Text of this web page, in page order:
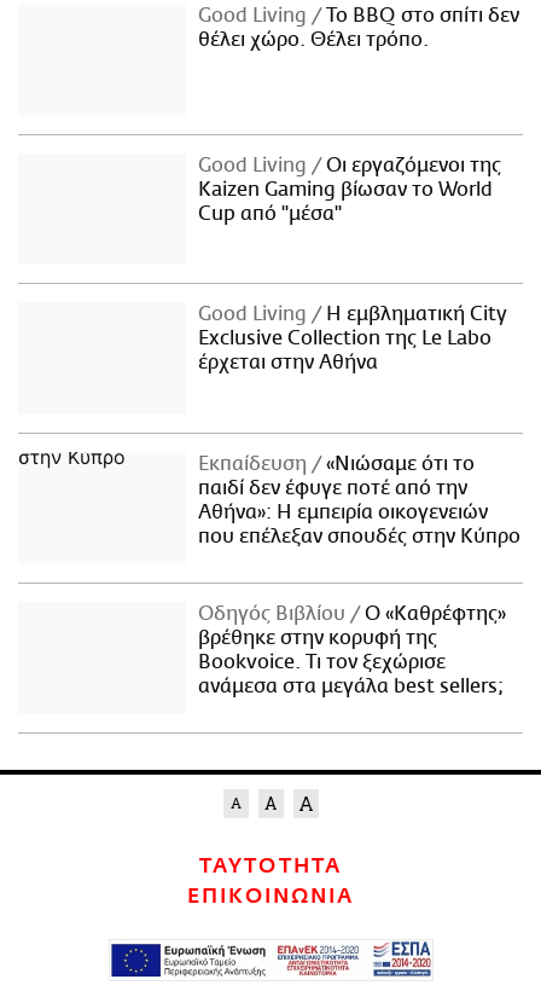
Good Living
Το BBQ στο σπίτι δεν
θέλει χώρο. Θέλει τρόπο.
Good Living
Οι εργαζόμενοι της
Kaizen Gaming βίωσαν το World
Cup από "μέσα"
Good Living
Η εμβληματική City
Exclusive Collection της Le Labo
έρχεται στην Αθήνα
Εκπαίδευση
«Νιώσαμε ότι το
παιδί δεν έφυγε ποτέ από την
Αθήνα»: Η εμπειρία οικογενειών
που επέλεξαν σπουδές στην Κύπρο
Οδηγός Βιβλίου
Ο «Καθρέφτης»
βρέθηκε στην κορυφή της
Bookvoice. Τι τον ξεχώρισε
ανάμεσα στα μεγάλα best sellers;
ΤΑΥΤΟΤΗΤΑ
ΕΠΙΚΟΙΝΩΝΙΑ